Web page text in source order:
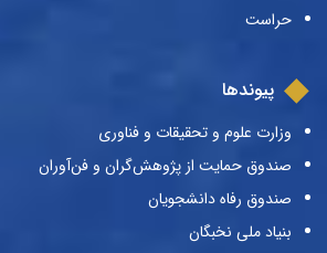
حراست
پیوندها
وزارت علوم و تحقیقات و فناوری
صندوق حمایت از پژوهش‌گران و فن‌آوران
صندوق رفاه دانشجویان
بنیاد ملی نخبگان